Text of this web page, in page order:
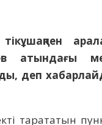
деп
тарататын